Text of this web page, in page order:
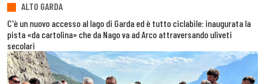
ALTO GARDA
C'è un nuovo accesso al lago di Garda ed è tutto ciclabile: inaugurata la
pista «da cartolina» che da Nago va ad Arco attraversando uliveti
secolari